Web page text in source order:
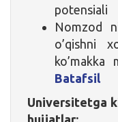
potensiali
Nomzod
o’qishni
ko’makka
Batafsil
Universitetga
hujjatlar: